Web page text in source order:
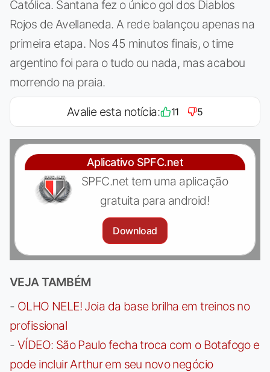
Católica. Santana fez o único gol dos Diablos
Rojos de Avellaneda. A rede balançou apenas na
primeira etapa. Nos 45 minutos finais, o time
argentino foi para o tudo ou nada, mas acabou
morrendo na praia.
Avalie esta notícia: 11 5
Aplicativo SPFC.net
SPFC.net tem uma aplicação
gratuita para android!
Download
VEJA TAMBÉM
- OLHO NELE! Joia da base brilha em treinos no
profissional
- VÍDEO: São Paulo fecha troca com o Botafogo e
pode incluir Arthur em seu novo negócio